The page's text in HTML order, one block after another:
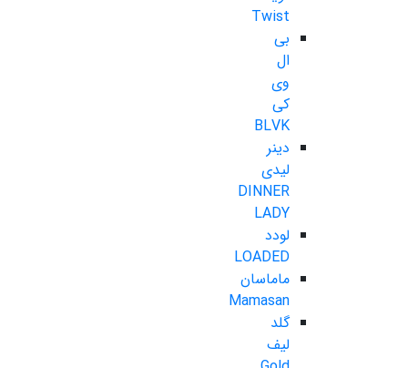
Twist
بی
ال
وی
کی
BLVK
دینر
لیدی
DINNER
LADY
لودد
LOADED
ماماسان
Mamasan
گلد
لیف